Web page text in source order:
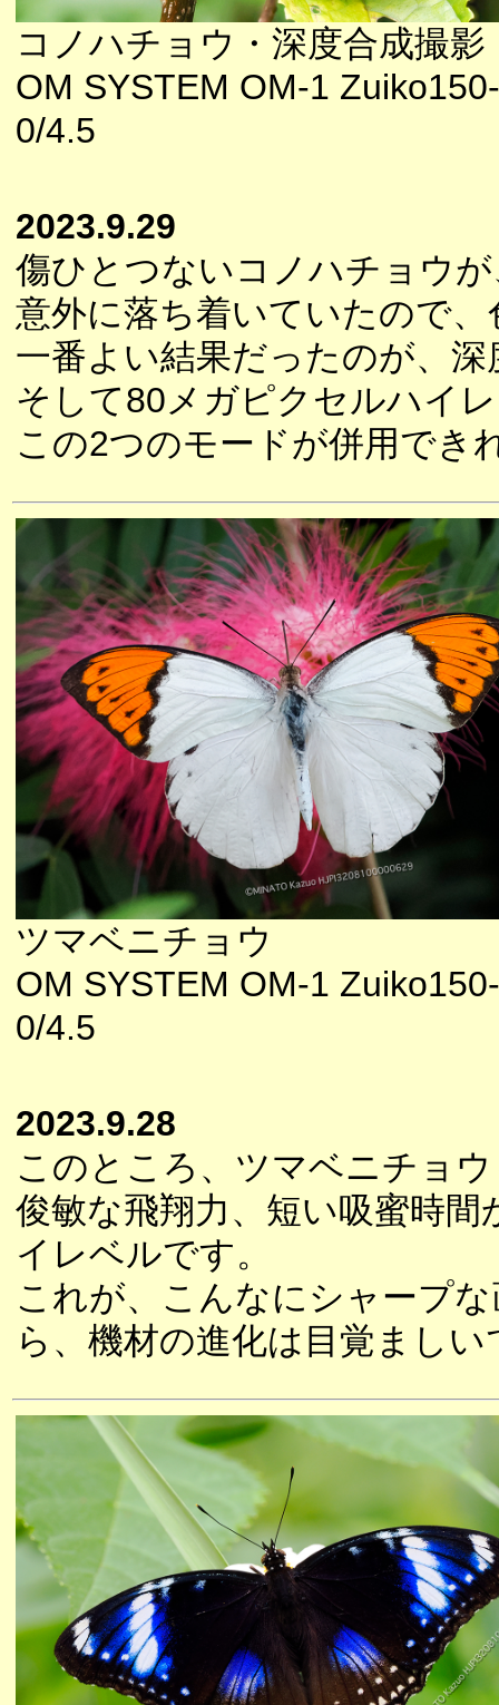
コノハチョウ・深度合成撮影
OM SYSTEM OM-1
0/4.5
2023.9.29
傷ひとつないコノハチョウ
意外に落ち着いていたので
一番よい結果だったのが、
そして80メガピクセルハイ
この2つのモードが併用でき
ツマベニチョウ
OM SYSTEM OM-1
0/4.5
2023.9.28
このところ、ツマベニチョ
俊敏な飛翔力、短い吸蜜時
イレベルです。
これが、こんなにシャープ
ら、機材の進化は目覚ましい